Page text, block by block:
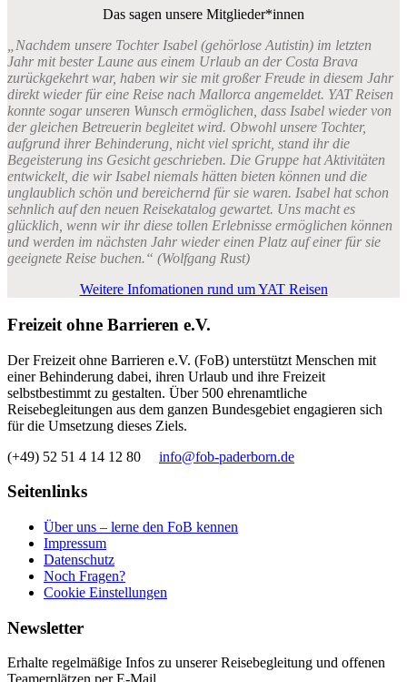
Das sagen unsere Mitglieder*innen
„Nachdem unsere Tochter Isabel (gehörlose Autistin) im letzten
Jahr mit bester Laune aus einem Urlaub an der Costa Brava
zurückgekehrt war, haben wir sie mit großer Freude in diesem Jahr
direkt wieder für eine Reise nach Mallorca angemeldet. YAT Reisen
konnte sogar unseren Wunsch ermöglichen, dass Isabel wieder von
der gleichen Betreuerin begleitet wird. Obwohl unsere Tochter,
aufgrund ihrer Behinderung, nicht viel spricht, stand ihr die
Begeisterung ins Gesicht geschrieben. Die Gruppe hat Aktivitäten
entwickelt, die wir Isabel niemals hätten bieten können und die
unglaublich schön und bereichernd für sie waren. Isabel hat schon
sehnlich auf den neuen Reisekatalog gewartet. Uns macht es
glücklich, wenn wir ihr diese tollen Erlebnisse ermöglichen können
und werden im nächsten Jahr wieder einen Platz auf einer für sie
geeignete Reise buchen.“ (Wolfgang Rust)
Weitere Infomationen rund um YAT Reisen
Freizeit ohne Barrieren e.V.
Der Freizeit ohne Barrieren e.V. (FoB) unterstützt Menschen mit
einer Behinderung dabei, ihren Urlaub und ihre Freizeit
selbstbestimmt zu gestalten. Über 500 ehrenamtliche
Reisebegleitungen aus dem ganzen Bundesgebiet engagieren sich
für die Umsetzung dieses Ziels.
(+49) 52 51 4 14 12 80 info@fob-paderborn.de
Seitenlinks
Über uns – lerne den FoB kennen
Impressum
Datenschutz
Noch Fragen?
Cookie Einstellungen
Newsletter
Erhalte regelmäßige Infos zu unserer Reisebegleitung und offenen